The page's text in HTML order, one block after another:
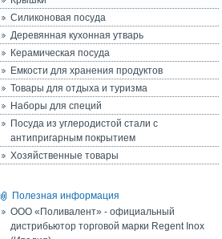
Силиконовая посуда
Деревянная кухонная утварь
Керамическая посуда
Емкости для хранения продуктов
Товары для отдыха и туризма
Наборы для специй
Посуда из углеродистой стали с
антипригарным покрытием
Хозяйственные товары
Полезная информация
ООО «Поливалент» - официальный
дистрибьютор торговой марки Regent Inox